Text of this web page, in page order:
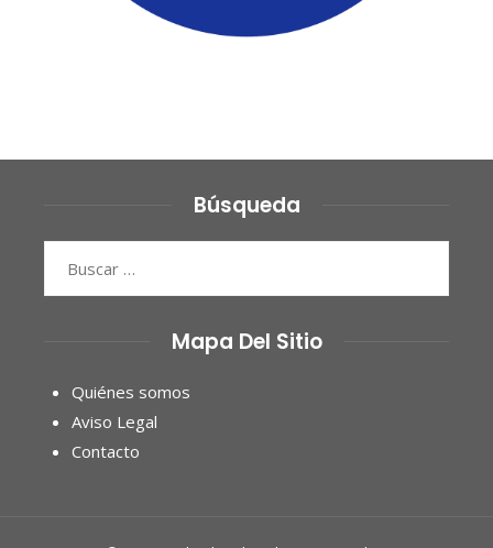
Búsqueda
Mapa Del Sitio
Quiénes somos
Aviso Legal
Contacto